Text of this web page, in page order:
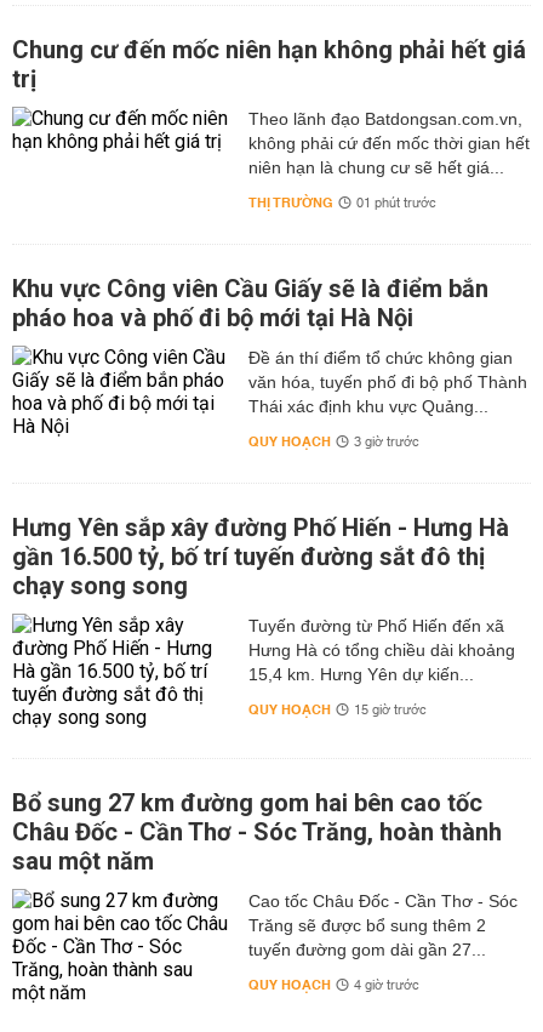
Chung cư đến mốc niên hạn không phải hết giá
trị
Theo lãnh đạo Batdongsan.com.vn,
không phải cứ đến mốc thời gian hết
niên hạn là chung cư sẽ hết giá...
THỊ TRƯỜNG 01 phút trước
Khu vực Công viên Cầu Giấy sẽ là điểm bắn
pháo hoa và phố đi bộ mới tại Hà Nội
Đề án thí điểm tổ chức không gian
văn hóa, tuyến phố đi bộ phố Thành
Thái xác định khu vực Quảng...
QUY HOẠCH 3 giờ trước
Hưng Yên sắp xây đường Phố Hiến - Hưng Hà
gần 16.500 tỷ, bố trí tuyến đường sắt đô thị
chạy song song
Tuyến đường từ Phố Hiến đến xã
Hưng Hà có tổng chiều dài khoảng
15,4 km. Hưng Yên dự kiến...
QUY HOẠCH 15 giờ trước
Bổ sung 27 km đường gom hai bên cao tốc
Châu Đốc - Cần Thơ - Sóc Trăng, hoàn thành
sau một năm
Cao tốc Châu Đốc - Cần Thơ - Sóc
Trăng sẽ được bổ sung thêm 2
tuyến đường gom dài gần 27...
QUY HOẠCH 4 giờ trước